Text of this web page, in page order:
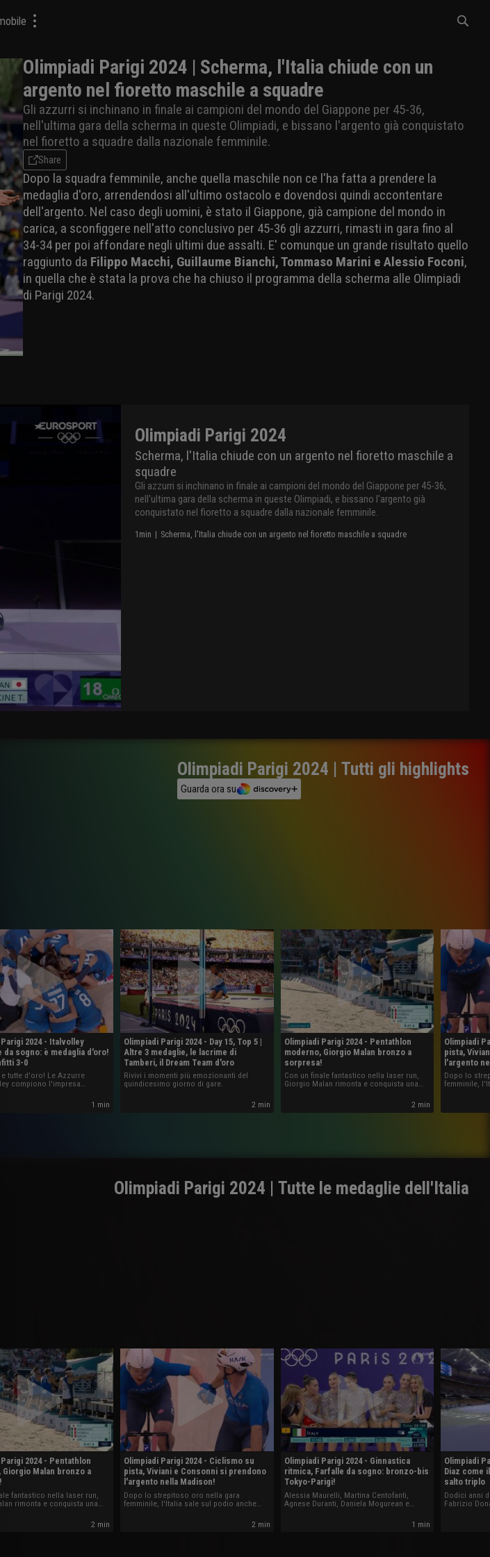
Olimpiadi Parigi 2024 | Scherma, l'Italia chiude con un
argento nel fioretto maschile a squadre
Gli azzurri si inchinano in finale ai campioni del mondo del Giappone per 45-36,
nell'ultima gara della scherma in queste Olimpiadi, e bissano l'argento già conquistato
nel fioretto a squadre dalla nazionale femminile.
Share
Dopo la squadra femminile, anche quella maschile non ce l'ha fatta a prendere la
medaglia d'oro, arrendendosi all'ultimo ostacolo e dovendosi quindi accontentare
dell'argento. Nel caso degli uomini, è stato il Giappone, già campione del mondo in
carica, a sconfiggere nell'atto conclusivo per 45-36 gli azzurri, rimasti in gara fino al
34-34 per poi affondare negli ultimi due assalti. E' comunque un grande risultato quello
raggiunto da Filippo Macchi, Guillaume Bianchi, Tommaso Marini e Alessio Foconi,
in quella che è stata la prova che ha chiuso il programma della scherma alle Olimpiadi
di Parigi 2024.
Olimpiadi Parigi 2024
Scherma, l'Italia chiude con un argento nel fioretto maschile a
squadre
Gli azzurri si inchinano in finale ai campioni del mondo del Giappone per 45-36,
nell'ultima gara della scherma in queste Olimpiadi, e bissano l'argento già
conquistato nel fioretto a squadre dalla nazionale femminile.
1 min | Scherma, l'Italia chiude con un argento nel fioretto maschile a squadre
Olimpiadi Parigi 2024 | Tutti gli highlights
Guarda ora su
Parigi 2024 - Italvolley
da sogno: è medaglia d'oro!
3-0
e tutte d'oro! Le Azzurre
compiono l'impresa
di una finale senza storia1 min
Olimpiadi Parigi 2024 - Day 15, Top 5 |
Altre 3 medaglie, le lacrime di
Tamberi, il Dream Team d'oro
Rivivi i momenti più emozionanti del
quindicesimo giorno di gare.
2 min
Olimpiadi Parigi 2024 - Pentathlon
moderno, Giorgio Malan bronzo a
sorpresa!
Con un finale fantastico nella laser run,
Giorgio Malan rimonta e conquista una
Barcellona 1992 in questa disciplina: è
bronzo alle spalle dell'egiziano Elgendy e
2 min
Olimpiadi
pista,
l'argento
Dopo lo
femminile,
Olimpiadi Parigi 2024 | Tutte le medaglie dell'Italia
Parigi 2024 - Pentathlon
Giorgio Malan bronzo a
fantastico nella laser run,
rimonta e conquista una
1992 in questa disciplina: è
spalle dell'egiziano Elgendy e
2 min
Olimpiadi Parigi 2024 - Ciclismo su
pista, Viviani e Consonni si prendono
l'argento nella Madison!
Dopo lo strepitoso oro nella gara
femminile, l'Italia sale sul podio anche
2 min
Olimpiadi Parigi 2024 - Ginnastica
ritmica, Farfalle da sogno: bronzo-bis
Tokyo-Parigi!
Alessia Maurelli, Martina Centofanti,
Agnese Duranti, Daniela Mogurean e
nella finale dell'All-Around a squadre, alle
1 min
Olimpiadi
Diaz come
salto triplo
Dodici anni
Fabrizio